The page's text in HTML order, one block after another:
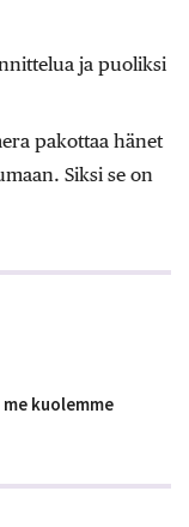
ja puoliksi
pakottaa hänet
Siksi se on
kuolemme